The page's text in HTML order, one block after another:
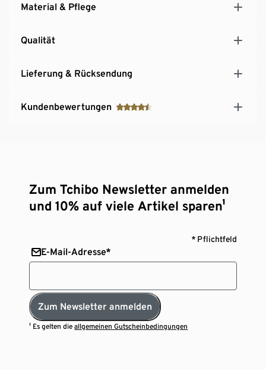
Material & Pflege
Qualität
Lieferung & Rücksendung
Kundenbewertungen
Zum Tchibo Newsletter anmelden
und 10% auf viele Artikel sparen¹
* Pflichtfeld
E-Mail-Adresse*
Zum Newsletter anmelden
¹ Es gelten dieallgemeinen Gutscheinbedingungen